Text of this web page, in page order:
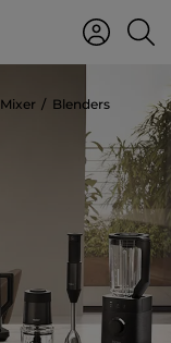
Mixer Blenders